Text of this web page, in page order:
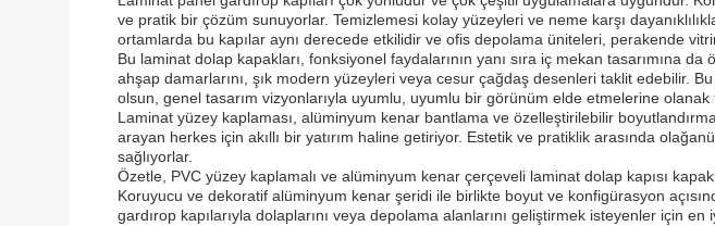
ve pratik bir çözüm sunuyorlar. Temizlemesi kolay yüzeyleri ve neme karşı
ortamlarda bu kapılar aynı derecede etkilidir ve ofis depolama üniteleri, perakende
Bu laminat dolap kapakları, fonksiyonel faydalarının yanı sıra iç mekan tasarımına
ahşap damarlarını, şık modern yüzeyleri veya cesur çağdaş desenleri taklit edebilir.
olsun, genel tasarım vizyonlarıyla uyumlu, uyumlu bir görünüm elde etmelerine olanak
Laminat yüzey kaplaması, alüminyum kenar bantlama ve özelleştirilebilir
arayan herkes için akıllı bir yatırım haline getiriyor. Estetik ve pratiklik arasında
sağlıyorlar.
Özetle, PVC yüzey kaplamalı ve alüminyum kenar çerçeveli laminat dolap kapısı
Koruyucu ve dekoratif alüminyum kenar şeridi ile birlikte boyut ve konfigürasyon
gardırop kapılarıyla dolaplarını veya depolama alanlarını geliştirmek isteyenler için